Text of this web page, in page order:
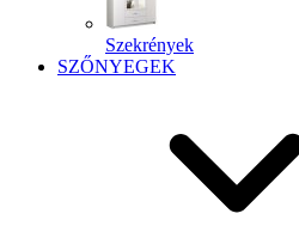
Szekrények
SZŐNYEGEK